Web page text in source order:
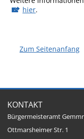
hier.
Zum Seitenanfang
KONTAKT
Bürgermeisteramt
Ottmarsheimer Str. 1